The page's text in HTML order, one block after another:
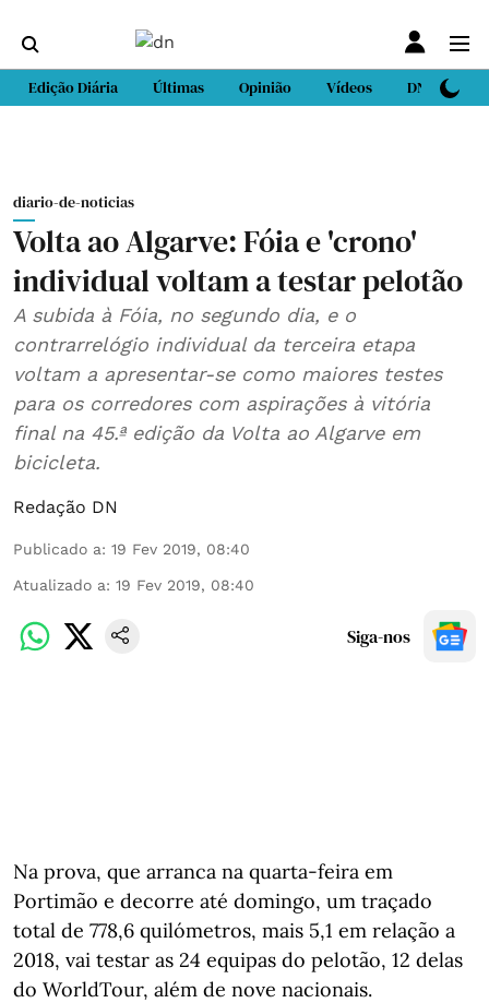
Edição Diária Últimas Opinião Vídeos DN Sport
diario-de-noticias
Volta ao Algarve: Fóia e 'crono'
individual voltam a testar pelotão
A subida à Fóia, no segundo dia, e o
contrarrelógio individual da terceira etapa
voltam a apresentar-se como maiores testes
para os corredores com aspirações à vitória
final na 45.ª edição da Volta ao Algarve em
bicicleta.
Redação DN
Publicado a: 19 Fev 2019, 08:40
Atualizado a: 19 Fev 2019, 08:40
Siga-nos
Na prova, que arranca na quarta-feira em
Portimão e decorre até domingo, um traçado
total de 778,6 quilómetros, mais 5,1 em relação a
2018, vai testar as 24 equipas do pelotão, 12 delas
do WorldTour, além de nove nacionais.